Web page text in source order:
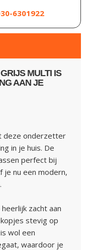
6301922
MULTI IS
AAN JE
deze onderzetter
in je huis. De
perfect bij
je nu een modern,
zacht aan
stevig op
wol een
waardoor je